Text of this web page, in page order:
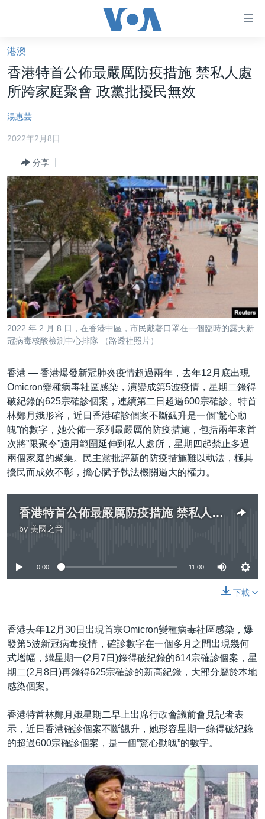
礙
鏈
接
跳
轉
內
轉
到
導
航
跳
轉
到
檢
索
美國大選2024
海外港人
新聞自由
揭謊頻道
美國
中國
國際
經貿
視頻
每日視頻新聞
美國專訊
視頻存檔
YOUTUBE頻道
音頻
新聞音頻
海外港人
港人港心
美國透視
建國史話
國語
關注我們
其他語言網站
港澳
香港特首公佈最嚴厲防疫措施 禁私人處
所跨家庭聚會 政黨批擾民無效
湯惠芸
2022年2月8日
分享
2022 年 2 月 8 日，在香港中區，市民戴著口罩在一個臨時的露天新
冠病毒核酸檢測中心排隊 （路透社照片）
香港 — 香港爆發新冠肺炎疫情超過兩年，去年12月底出現
Omicron變種病毒社區感染，演變成第5波疫情，星期二錄得
破紀錄的625宗確診個案，連續第二日超過600宗確診。特首
林鄭月娥形容，近日香港確診個案不斷飊升是一個”驚心動
魄”的數字，她公佈一系列最嚴厲的防疫措施，包括兩年來首
次將”限聚令”適用範圍延伸到私人處所，星期四起禁止多過
兩個家庭的聚集。民主黨批評新的防疫措施難以執法，極其
擾民而成效不彰，擔心賦予執法機關過大的權力。
香港特首公佈最嚴厲防疫措施 禁私人處所跨家庭聚會 政黨批擾民無效
by 美國之音
0:00 11:00
下載
香港去年12月30日出現首宗Omicron變種病毒社區感染，爆
發第5波新冠病毒疫情，確診數字在一個多月之間出現幾何
式增幅，繼星期一(2月7日)錄得破紀錄的614宗確診個案，星
期二(2月8日)再錄得625宗確診的新高紀錄，大部分屬於本地
感染個案。
香港特首林鄭月娥星期二早上出席行政會議前會見記者表
示，近日香港確診個案不斷飊升，她形容星期一錄得破紀錄
的超過600宗確診個案，是一個”驚心動魄”的數字。